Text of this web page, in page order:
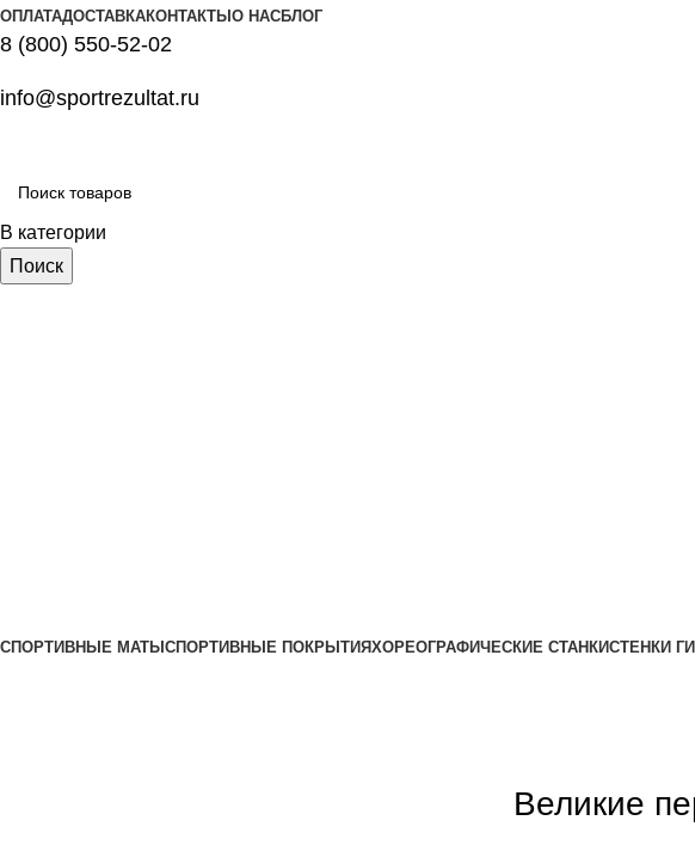
ОПЛАТАДОСТАВКАКОНТАКТЫ О НАСБЛОГ
8 (800) 550-52-02
info@sportrezultat.ru
В категории
Поиск
СПОРТИВНЫЕ МАТЫ СПОРТИВНЫЕ ПОКРЫТИЯХОРЕОГРАФИЧЕСКИЕ СТАНКИСТЕНКИ
Великие